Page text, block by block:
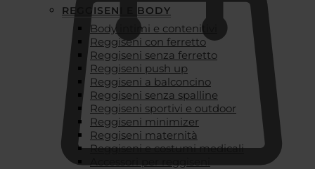
REGGISENI E BODY
Body intimi e contenitivi
Reggiseni con ferretto
Reggiseni senza ferretto
Reggiseni push up
Reggiseni a balconcino
Reggiseni senza spalline
Reggiseni sportivi e outdoor
Reggiseni minimizer
Reggiseni maternità
Reggiseni e costumi medicali
Accessori per reggiseni